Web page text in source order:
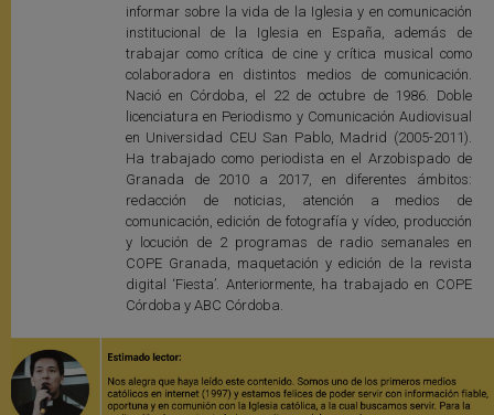
informar sobre la vida de la Iglesia y en comunicación
institucional de la Iglesia en España, además de
trabajar como crítica de cine y crítica musical como
colaboradora en distintos medios de comunicación.
Nació en Córdoba, el 22 de octubre de 1986. Doble
licenciatura en Periodismo y Comunicación Audiovisual
en Universidad CEU San Pablo, Madrid (2005-2011).
Ha trabajado como periodista en el Arzobispado de
Granada de 2010 a 2017, en diferentes ámbitos:
redacción de noticias, atención a medios de
comunicación, edición de fotografía y vídeo, producción
y locución de 2 programas de radio semanales en
COPE Granada, maquetación y edición de la revista
digital ‘Fiesta’. Anteriormente, ha trabajado en COPE
Córdoba y ABC Córdoba.